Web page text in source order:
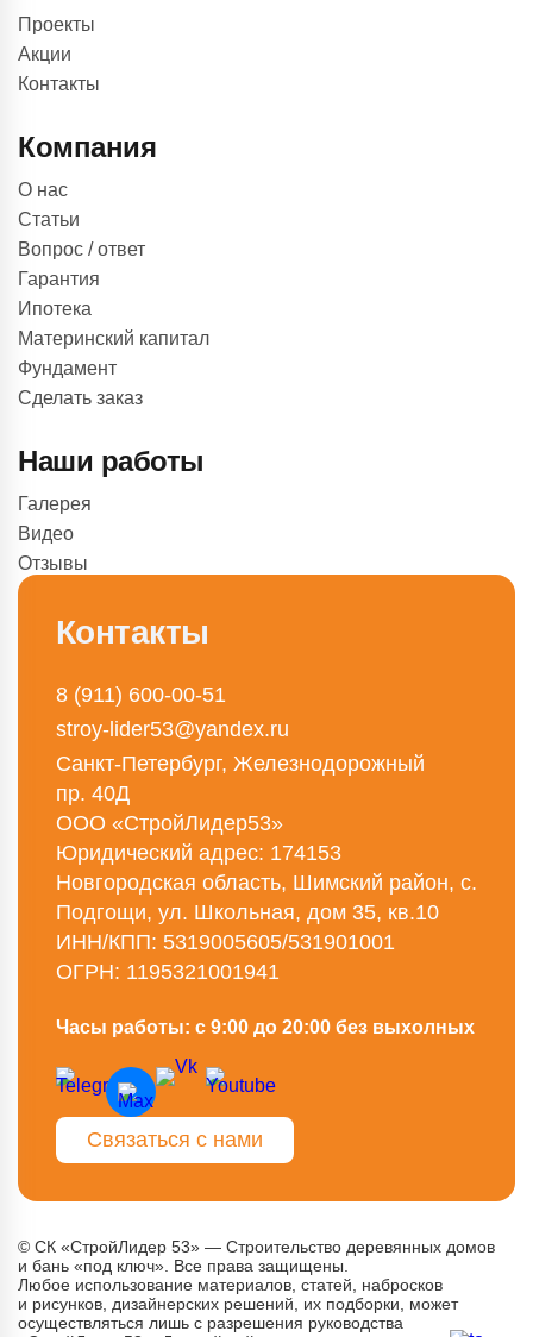
Проекты
Акции
Контакты
Компания
О нас
Статьи
Вопрос / ответ
Гарантия
Ипотека
Материнский капитал
Фундамент
Сделать заказ
Наши работы
Галерея
Видео
Отзывы
Контакты
8 (911) 600-00-51
stroy-lider53@yandex.ru
Санкт-Петербург, Железнодорожный
пр. 40Д
ООО «СтройЛидер53»
Юридический адрес: 174153
Новгородская область, Шимский район, с.
Подгощи, ул. Школьная, дом 35, кв.10
ИНН/КПП: 5319005605/531901001
ОГРН: 1195321001941
Часы работы: с 9:00 до 20:00 без выхолных
Связаться с нами
© СК «СтройЛидер 53» — Строительство деревянных домов
и бань «под ключ». Все права защищены.
Любое использование материалов, статей, набросков
и рисунков, дизайнерских решений, их подборки, может
осуществляться лишь с разрешения руководства